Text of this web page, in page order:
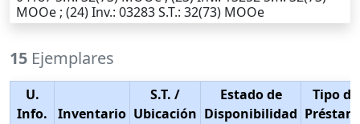
MOOe ; (24)Inv.: 03283S.T.: 32(73) MOOe
15 Ejemplares
U.
Info.
Inventario
S.T. /
Ubicación
Estado de
Disponibilidad
Tipo de